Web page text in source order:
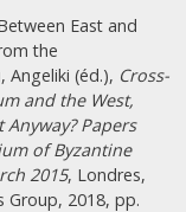
East and
the
Angeliki (éd.), Cross-
and the West,
Papers
of Byzantine
2015, Londres,
Group, 2018, pp.